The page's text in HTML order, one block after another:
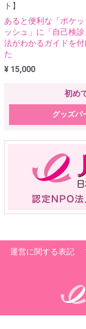
ト】
あると便利な「ポケッ
ッシュ」に「自己検
法がわかるガイドを付
た
¥ 15,000
初め
グッズパ
運営に関する表記